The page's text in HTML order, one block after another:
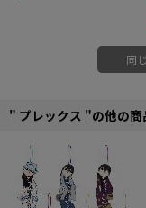
同
" プレックス "の他の商